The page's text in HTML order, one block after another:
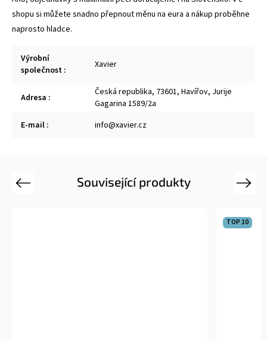
shopu si můžete snadno přepnout měnu na eura a nákup proběhne
naprosto hladce.
Výrobní
společnost : Xavier
Adresa :
Česká republika, 73601, Havířov, Jurije
Gagarina 1589/2a
E-mail : info@xavier.cz
Související produkty
Previous
TOP 10
Next